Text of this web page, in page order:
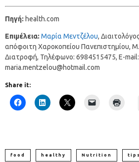
Πηγή: health.com
Επιμέλεια: Μαρία Μεντζέλου,
απόφοιτη Χαροκοπείου Πανεπιστημίου,
Διατροφή, Τηλέφωνο: 6984515475, E-mail:
maria.mentzelou@hotmail.com
Share it:
food healthy Nutrition tips